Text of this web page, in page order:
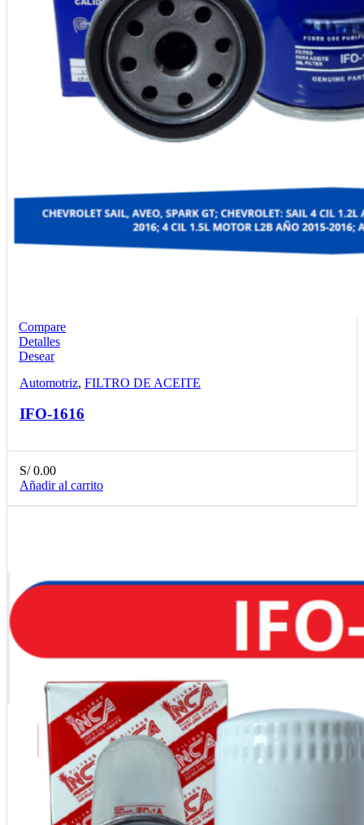
Compare
Detalles
Desear
Automotriz, FILTRO DE ACEITE
IFO-1616
S/0.00
Añadir al carrito